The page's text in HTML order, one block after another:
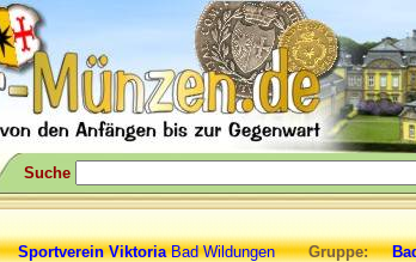
Suche
Sportverein ViktoriaBad WildungenGruppe:Bad